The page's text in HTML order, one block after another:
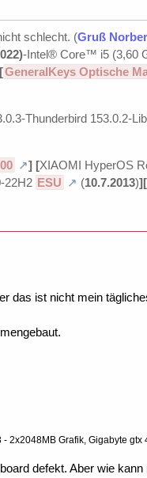
schlecht. (Gruß
-Intel® Core™ i5 (3,60
[GeneralKeys Optische
Thunderbird 153.0.2-
] [XIAOMI HyperOS
22H2 ESU (10.7.2013)][
das ist nicht mein
2x2048MB Grafik, Gigabyte gtx
defekt. Aber wie